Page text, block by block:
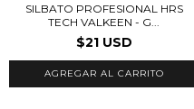
SILBATO PROFESIONAL HRS
TECH VALKEEN - G...
$21 USD